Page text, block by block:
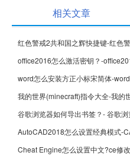
相关文章
红色警戒2共和国之辉快捷键-红色
office2016怎么激活密钥？-
word怎么安装方正小标宋简体-
我的世界(minecraft)指令大全-我的
谷歌浏览器如何导出书签？- 谷歌
AutoCAD2018怎么设置经典模式-
Cheat Engine怎么设置中文?ce修